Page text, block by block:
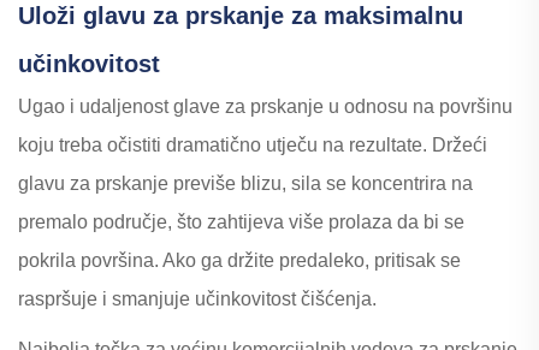
Uloži glavu za prskanje za maksimalnu
učinkovitost
Ugao i udaljenost glave za prskanje u odnosu na površinu
koju treba očistiti dramatično utječu na rezultate. Držeći
glavu za prskanje previše blizu, sila se koncentrira na
premalo područje, što zahtijeva više prolaza da bi se
pokrila površina. Ako ga držite predaleko, pritisak se
raspršuje i smanjuje učinkovitost čišćenja.